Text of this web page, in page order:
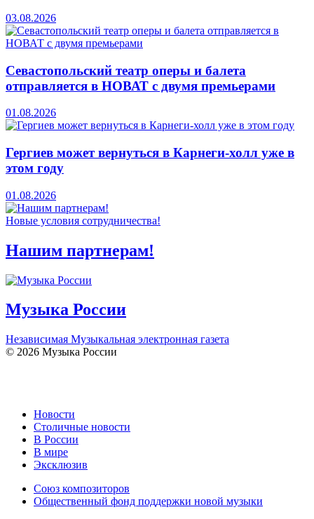
03.08.2026
Севастопольский театр оперы и балета
отправляется в НОВАТ с двумя премьерами
01.08.2026
Гергиев может вернуться в Карнеги-холл уже в
этом году
01.08.2026
Новые условия сотрудничества!
Нашим партнерам!
Музыка России
Независимая Музыкальная электронная газета
© 2026 Музыка России
Новости
Столичные новости
В России
В мире
Эксклюзив
Союз композиторов
Общественный фонд поддержки новой музыки